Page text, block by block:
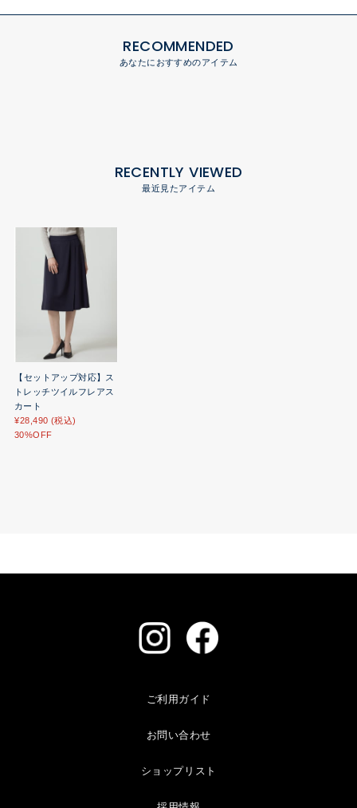
RECOMMENDED
あなたにおすすめのアイテム
RECENTLY VIEWED
最近見たアイテム
【セットアップ対応】ス
トレッチツイルフレアス
カート
¥28,490 (税込)
30%OFF
ご利用ガイド
お問い合わせ
ショップリスト